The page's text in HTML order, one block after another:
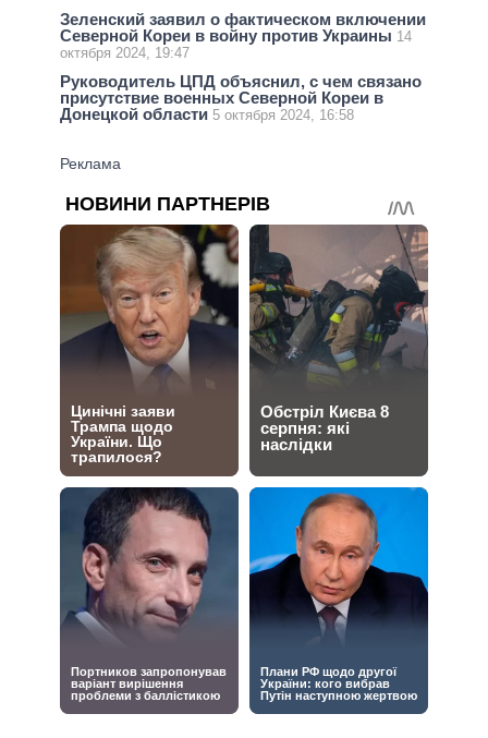
Зеленский заявил о фактическом включении
Северной Кореи в войну против Украины 14
октября 2024, 19:47
Руководитель ЦПД объяснил, с чем связано
присутствие военных Северной Кореи в
Донецкой области 5 октября 2024, 16:58